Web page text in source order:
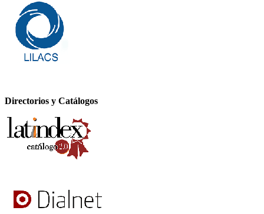
Directorios y Catálogos